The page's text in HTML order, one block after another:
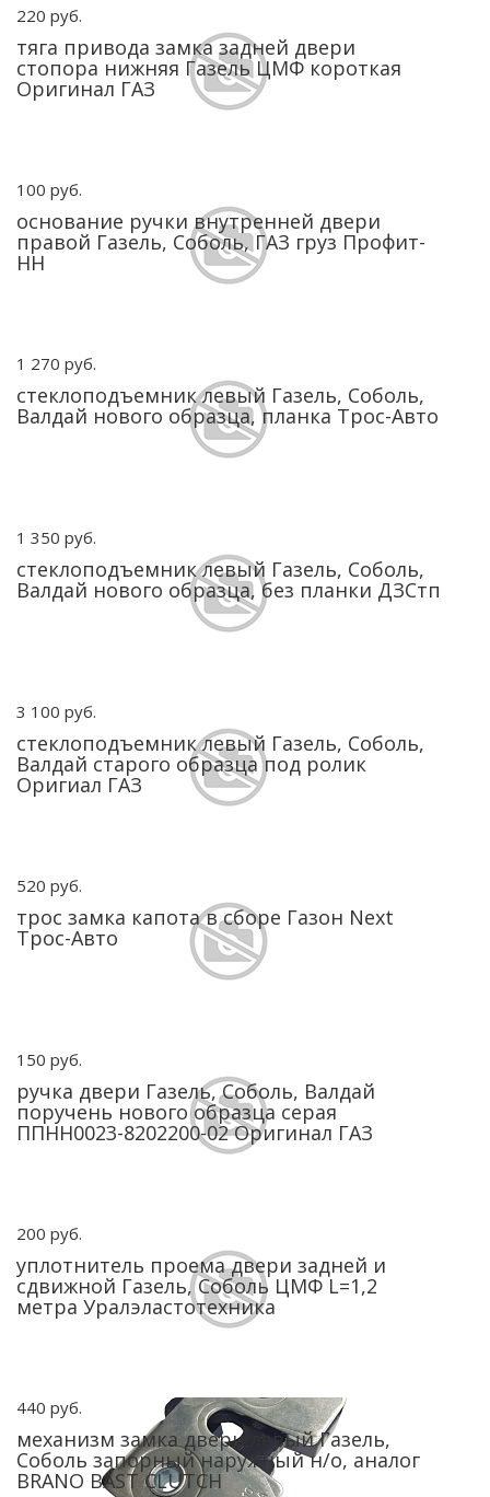
220 руб.
тяга привода замка задней двери
стопора нижняя Газель ЦМФ короткая
Оригинал ГАЗ
100 руб.
основание ручки внутренней двери
правой Газель, Соболь, ГАЗ груз Профит-
НН
1 270 руб.
стеклоподъемник левый Газель, Соболь,
Валдай нового образца, планка Трос-Авто
1 350 руб.
стеклоподъемник левый Газель, Соболь,
Валдай нового образца, без планки ДЗСтп
3 100 руб.
стеклоподъемник левый Газель, Соболь,
Валдай старого образца под ролик
Оригиал ГАЗ
520 руб.
трос замка капота в сборе Газон Next
Трос-Авто
150 руб.
ручка двери Газель, Соболь, Валдай
поручень нового образца серая
ППНН0023-8202200-02 Оригинал ГАЗ
200 руб.
уплотнитель проема двери задней и
сдвижной Газель, Соболь ЦМФ L=1,2
метра Уралэластотехника
440 руб.
механизм замка двери левый Газель,
Соболь запорный наружный н/о, аналог
BRANO BAST CLUTCH